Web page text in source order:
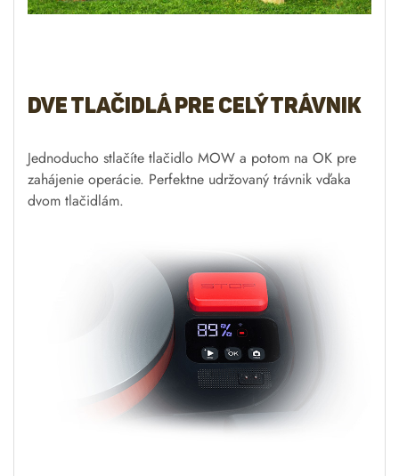
Dve tlačidlá pre celý trávnik
Jednoducho stlačíte tlačidlo MOW a potom na OK pre
zahájenie operácie. Perfektne udržovaný trávnik vďaka
dvom tlačidlám.